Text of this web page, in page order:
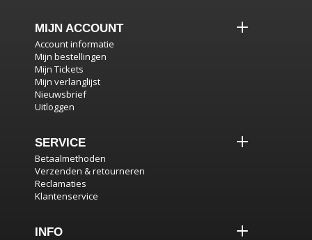
MIJN ACCOUNT
Account informatie
Mijn bestellingen
Mijn Tickets
Mijn verlanglijst
Nieuwsbrief
Uitloggen
SERVICE
Betaalmethoden
Verzenden & retourneren
Reclamaties
Klantenservice
INFO